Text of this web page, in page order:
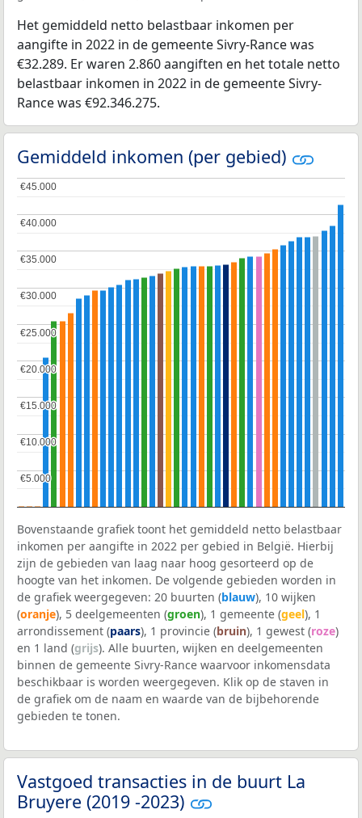
Het gemiddeld netto belastbaar inkomen per
aangifte in 2022 in de gemeente Sivry-Rance was
€32.289. Er waren 2.860 aangiften en het totale netto
belastbaar inkomen in 2022 in de gemeente Sivry-
Rance was €92.346.275.
Gemiddeld inkomen (per gebied)
€5.000
€5.000
€10.000
€10.000
€15.000
€15.000
€20.000
€20.000
€25.000
€25.000
€30.000
€30.000
€35.000
€35.000
€40.000
€40.000
€45.000
€45.000
Bovenstaande grafiek toont het gemiddeld netto belastbaar
inkomen per aangifte in 2022 per gebied in België. Hierbij
zijn de gebieden van laag naar hoog gesorteerd op de
hoogte van het inkomen. De volgende gebieden worden in
de grafiek weergegeven: 20 buurten (blauw), 10 wijken
(oranje), 5 deelgemeenten (groen), 1 gemeente (geel), 1
arrondissement (paars), 1 provincie (bruin), 1 gewest (roze)
en 1 land (grijs). Alle buurten, wijken en deelgemeenten
binnen de gemeente Sivry-Rance waarvoor inkomensdata
beschikbaar is worden weergegeven. Klik op de staven in
de grafiek om de naam en waarde van de bijbehorende
gebieden te tonen.
Vastgoed transacties in de buurt La
Bruyere (2019 -2023)